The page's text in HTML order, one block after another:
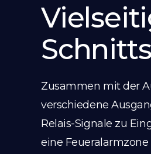
Zusammen mit der
verschiedene
Relais-Signale zu
eine